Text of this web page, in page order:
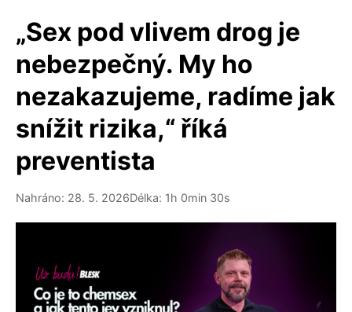
„Sex pod vlivem drog je
nebezpečný. My ho
nezakazujeme, radíme jak
snížit rizika,“ říká
preventista
Nahráno: 28. 5. 2026Délka: 1h 0min 30s